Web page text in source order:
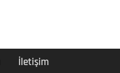
İletişim